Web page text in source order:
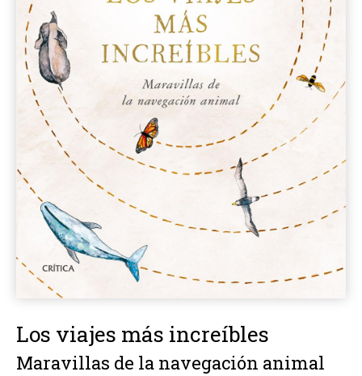
Los viajes más increíbles
Maravillas de la navegación animal